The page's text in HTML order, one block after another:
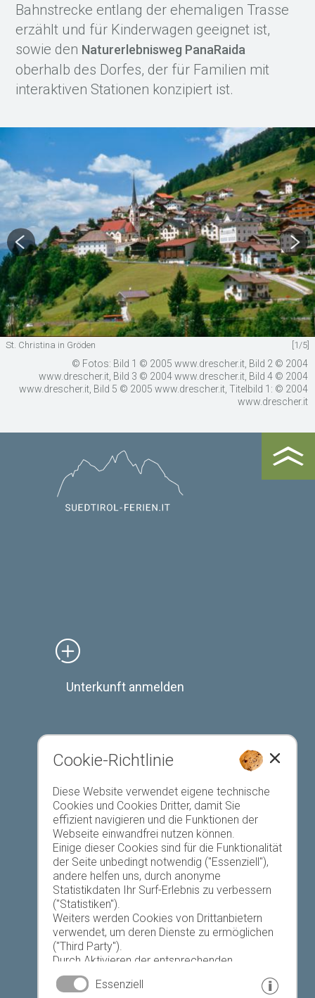
Bahnstrecke entlang der ehemaligen Trasse
erzählt und für Kinderwagen geeignet ist,
sowie den Naturerlebnisweg PanaRaida
oberhalb des Dorfes, der für Familien mit
interaktiven Stationen konzipiert ist.
St. Christina in Gröden [1/5]
© Fotos: Bild 1 © 2005 www.drescher.it, Bild 2 © 2004
www.drescher.it, Bild 3 © 2004 www.drescher.it, Bild 4 © 2004
www.drescher.it, Bild 5 © 2005 www.drescher.it, Titelbild 1: © 2004
www.drescher.it
Unterkunft anmelden
Favoriten-Liste
Heute Morgen Montag
18 °C 33 °C
Cookie-Richtlinie
Diese Website verwendet eigene technische
Cookies und Cookies Dritter, damit Sie
effizient navigieren und die Funktionen der
Webseite einwandfrei nutzen können.
Einige dieser Cookies sind für die Funktionalität
der Seite unbedingt notwendig ("Essenziell"),
andere helfen uns, durch anonyme
Statistikdaten Ihr Surf-Erlebnis zu verbessern
("Statistiken").
Weiters werden Cookies von Drittanbietern
verwendet, um deren Dienste zu ermöglichen
("Third Party").
Durch Aktivieren der entsprechenden
Schaltflächen entscheiden Sie selbst, welche
Cookies zum Einsatz kommen.
Essenziell